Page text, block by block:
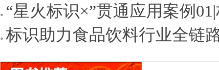
“星火标识×”贯通应用案例
标识助力食品饮料行业全链